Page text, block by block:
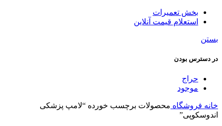
بخش تعمیرات
استعلام قیمت آنلاین
بستن
در دسترس بودن
حراج
موجود
خانه فروشگاه محصولات برچسب خورده “لامپ پزشکی
اندوسکوپی”